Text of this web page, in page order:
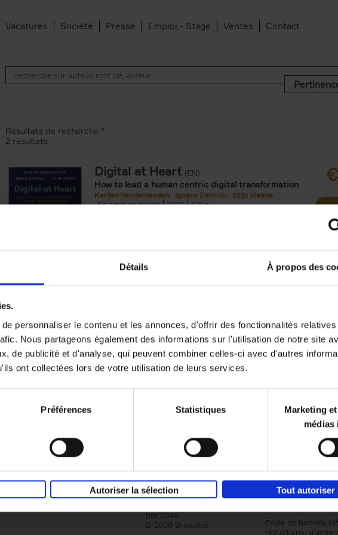
Détails À propos des
personnaliser le contenu et les annonces, d'offrir des fonctionnalités
Nous partageons également des informations sur l'utilisation de notre site
de publicité et d'analyse, qui peuvent combiner celles-ci avec d'autres
ont collectées lors de votre utilisation de leurs services.
Préférences Statistiques
Marketing
médias
Autoriser la sélection Tout autoriser
Vacatures Société Presse Emploi - Stage Ventes Contact
filter
& Management filter
Résultats de recherche ''
2 résultats
Digital at Heart (EN)
How to lead a human centric digital transformation
Karlien Vanderheyden Ignace Decroix
Stijn Viaene
Couverture souple
2025 328
€
Test
(EN)
Learning to Think and Act Smarter with Digital and AI
Stijn Viaene
Couverture souple
2026 159
Société
Qui sommes-nous?
Éditions Racine
Tour & Taxis
bte 104A
B-1000 Bruxelles
Envie de bonnes
réductions,